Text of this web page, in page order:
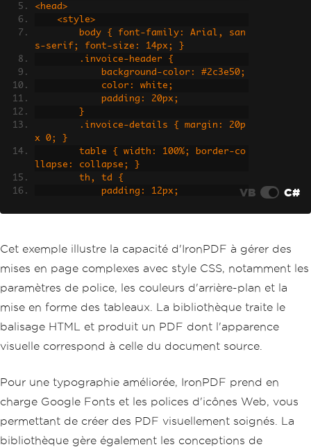
<head>
    <style>
s-serif; font-size: 14px; }
        .invoice-header {
            background-color: #2c3e50;
            color: white;
            padding: 20px;
        }
x 0; }
llapse: collapse; }
        th, td {
            padding: 12px;
            font-size: 1.2em;
            font-weight: bold;
        }
    </style>
<body>
        <h1>Invoice #2026-001</h1>
        <p>Date: February 28, 2026</p>
    </div>
    <div class='invoice-details'>
        <h3>Bill To: Jane Smith</h3>
        <table>
VB C#
Cet exemple illustre la capacité d'IronPDF à gérer des
mises en page complexes avec style CSS, notamment les
paramètres de police, les couleurs d'arrière-plan et la
mise en forme des tableaux. La bibliothèque traite le
balisage HTML et produit un PDF dont l'apparence
visuelle correspond à celle du document source.
Pour une typographie améliorée, IronPDF prend en
charge Google Fonts et les polices d'icônes Web, vous
permettant de créer des PDF visuellement soignés. La
bibliothèque gère également les conceptions de